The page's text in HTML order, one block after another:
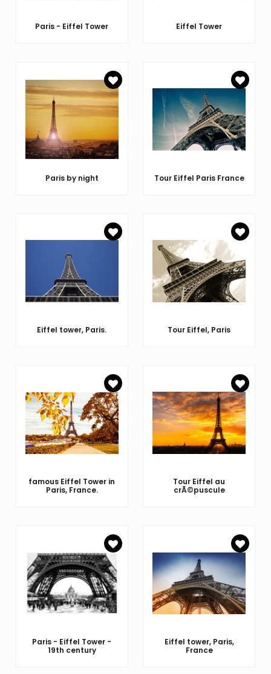
Paris - Eiffel Tower Eiffel Tower
Paris by night Tour Eiffel Paris France
Eiffel tower, Paris. Tour Eiffel, Paris
famous Eiffel Tower in
Paris, France.
Tour Eiffel au
crÃ©puscule
Paris - Eiffel Tower -
19th century
Eiffel tower, Paris,
France